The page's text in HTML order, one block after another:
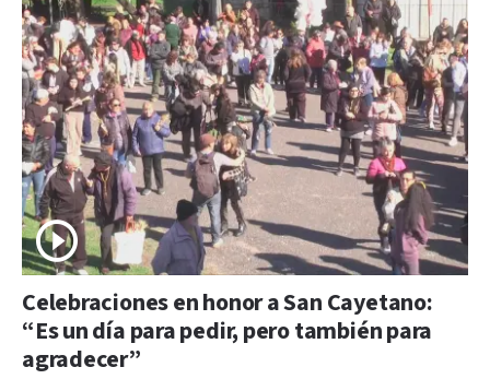
Celebraciones en honor a San Cayetano:
“Es un día para pedir, pero también para
agradecer”